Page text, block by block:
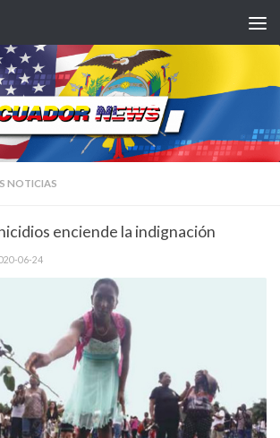
NOTICIAS
enciende la indignación
06-24